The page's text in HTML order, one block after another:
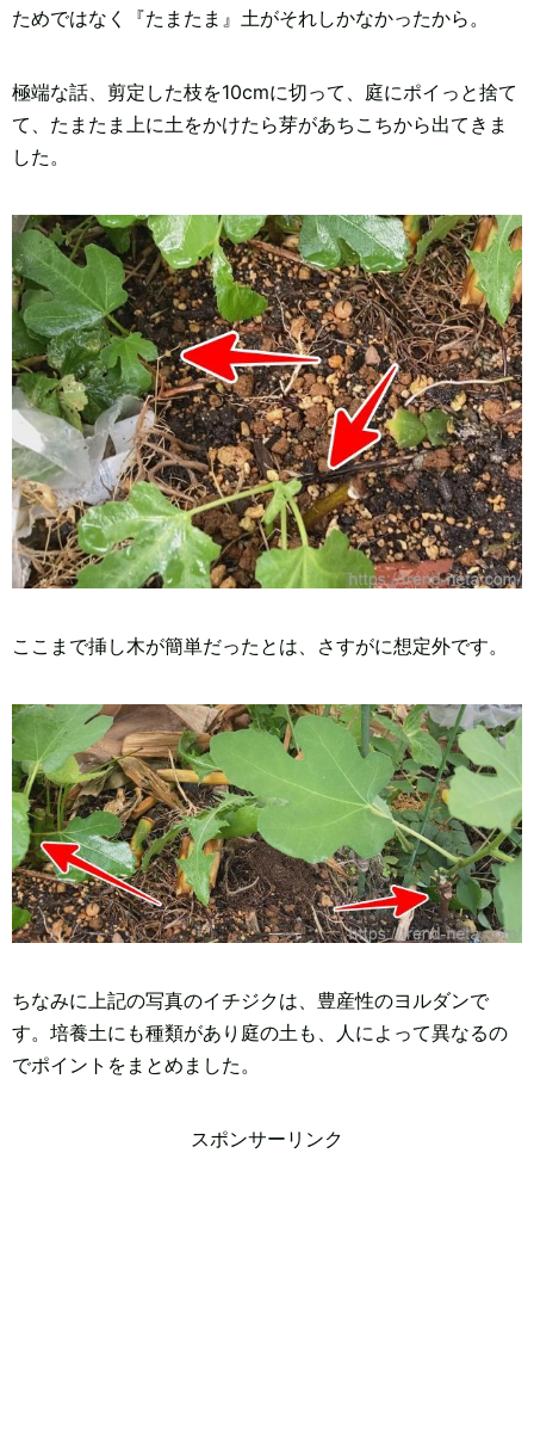
ためではなく『たまたま』土がそれしかなかったから。
極端な話、剪定した枝を10cmに切って、庭にポイっと捨て
て、たまたま上に土をかけたら芽があちこちから出てきま
した。
ここまで挿し木が簡単だったとは、さすがに想定外です。
ちなみに上記の写真のイチジクは、豊産性のヨルダンで
す。培養土にも種類があり庭の土も、人によって異なるの
でポイントをまとめました。
スポンサーリンク